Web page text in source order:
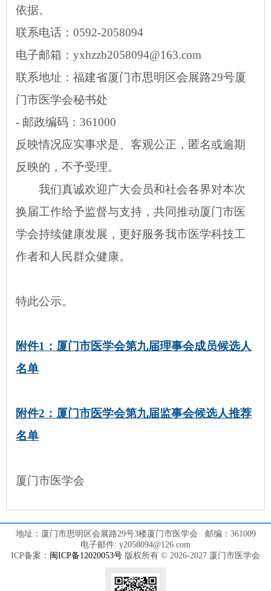
依据。
联系电话：0592-2058094
电子邮箱：yxhzzb2058094@163.com
联系地址：福建省厦门市思明区会展路29号厦
门市医学会秘书处
- 邮政编码：361000
反映情况应实事求是、客观公正，匿名或逾期
反映的，不予受理。
我们真诚欢迎广大会员和社会各界对本次
换届工作给予监督与支持，共同推动厦门市医
学会持续健康发展，更好服务我市医学科技工
作者和人民群众健康。
特此公示。
附件1： 厦门市医学会第九届理事会成员候选人
名单
附件2：厦门市医学会第九届监事会候选人推荐
名单
厦门市医学会
地址：厦门市思明区会展路29号3楼厦门市医学会 邮编：361009
电子邮件: y2058094@126.com
ICP备案： 闽ICP备12020053号 版权所有 © 2026-2027 厦门市医学会